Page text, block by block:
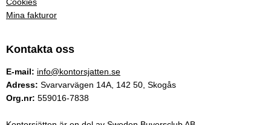
Mina fakturor
Kontakta oss
E-mail: info@kontorsjatten.se
Adress: Svarvarvägen 14A, 142 50, Skogås
Org.nr: 559016-7838